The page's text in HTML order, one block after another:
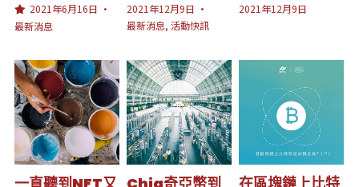
2021年6月16日 ·
最新消息
2021年12月9日 ·
最新消息, 活動快訊
2021年12月9日
挖礦小學堂